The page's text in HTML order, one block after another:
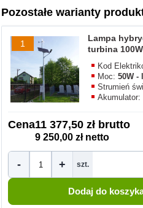
Pozostałe warianty
1
Lampa
turbina
Kod
Moc:50W -
Strumień
Akumulator:
Cena11 377,50 zł brutto
9 250,00 zł netto
- + szt.